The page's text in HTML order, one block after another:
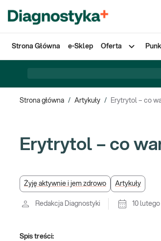
Strona Główna e-Sklep Oferta
Strona główna / Artykuły / Erytrytol – co
Erytrytol – co
Żyję aktywnie i jem zdrowo Artykuły
Redakcja Diagnostyki 10
Spis treści: